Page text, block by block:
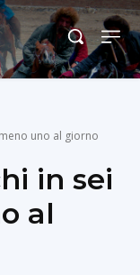
uno al giorno
in sei
al